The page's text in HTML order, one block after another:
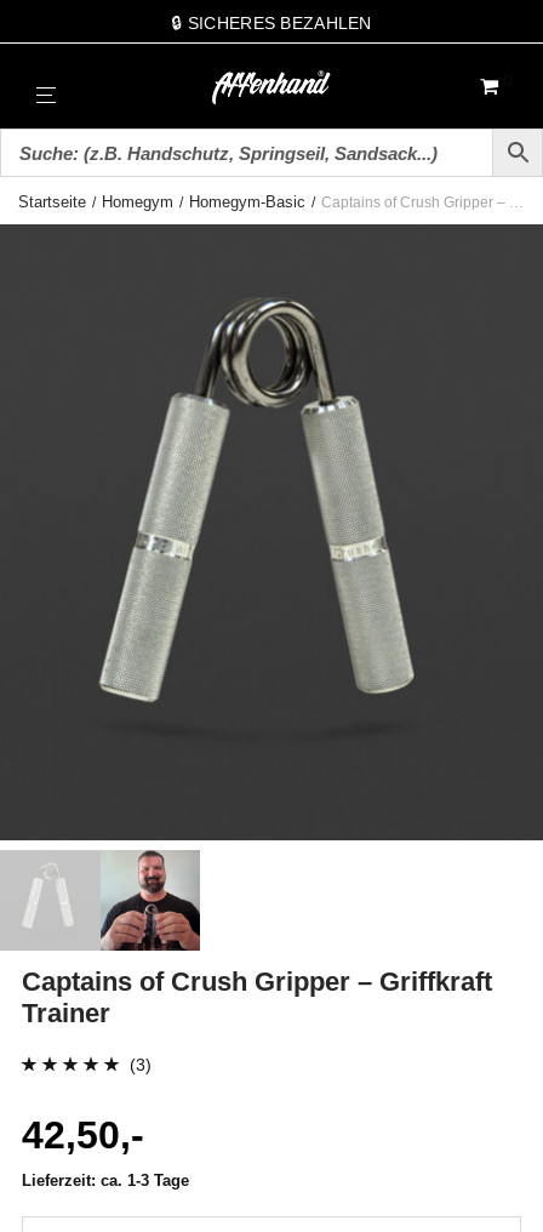
🔒 SICHERES BEZAHLEN
Startseite / Homegym / Homegym-Basic / Captains of Crush Gripper – Griffkraft Trainer
Captains of Crush Gripper – Griffkraft
Trainer
5.00von 5,
basierend auf
Kundenbewertung
(3)
42,50,-
Lieferzeit: ca. 1-3 Tage